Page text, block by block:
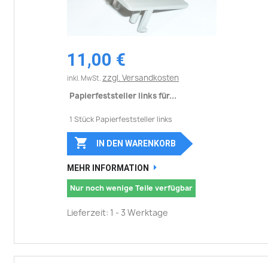
11,00 €
inkl. MwSt. zzgl. Versandkosten
Papierfeststeller links für...
1 Stück Papierfeststeller links
 IN DEN WARENKORB
MEHR INFORMATION
Nur noch wenige Teile verfügbar
Lieferzeit: 1 - 3 Werktage